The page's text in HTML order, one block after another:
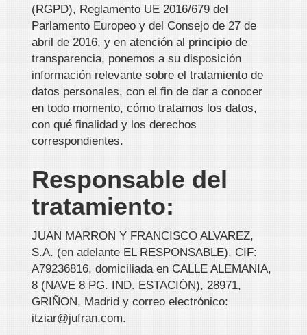
(RGPD), Reglamento UE 2016/679 del
Parlamento Europeo y del Consejo de 27 de
abril de 2016, y en atención al principio de
transparencia, ponemos a su disposición
información relevante sobre el tratamiento de
datos personales, con el fin de dar a conocer
en todo momento, cómo tratamos los datos,
con qué finalidad y los derechos
correspondientes.
Responsable del
tratamiento:
JUAN MARRON Y FRANCISCO ALVAREZ,
S.A. (en adelante EL RESPONSABLE), CIF:
A79236816, domiciliada en CALLE ALEMANIA,
8 (NAVE 8 PG. IND. ESTACIÓN), 28971,
GRIÑON, Madrid y correo electrónico:
itziar@jufran.com.